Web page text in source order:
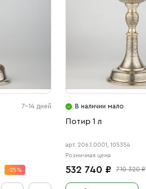
7-14 дней
-25%
В наличии мало
Потир 1 л
арт. 206.1.0001, 105354
Розничная цена
532 740 ₽ 710 320 ₽